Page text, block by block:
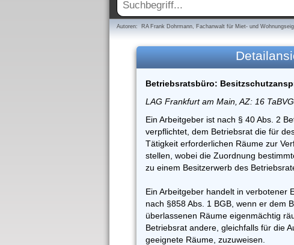
Autoren: RA Frank Dohrmann, Fachanwalt für Miet- und
Betriebsratsbüro:
LAG Frankfurt am Main, AZ: 16
Ein Arbeitgeber ist nach § 40 Abs. 2
verpflichtet, dem Betriebsrat die für
Tätigkeit erforderlichen Räume zur
stellen, wobei die Zuordnung
zu einem Besitzerwerb des
Ein Arbeitgeber handelt in verbotener
nach §858 Abs. 1 BGB, wenn er dem
überlassenen Räume eigenmächtig
Betriebsrat andere, gleichfalls für die
geeignete Räume, zuzuweisen.